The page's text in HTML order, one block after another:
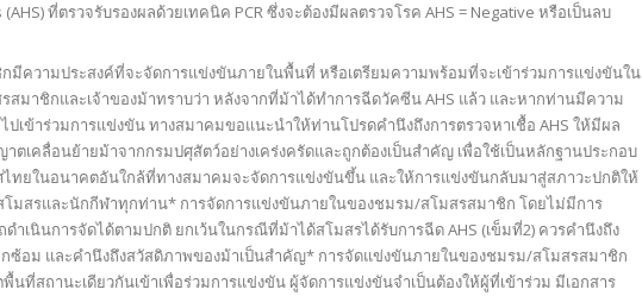
ที่ตรวจรับรองผลด้วยเทคนิค PCR ซึ่งจะต้องมีผลตรวจโรค AHS = Negative หรือเป็นลบ
ความประสงค์ที่จะจัดการแข่งขันภายในพื้นที่ หรือเตรียมความพร้อมที่จะเข้าร่วมการแข่งขันใน
มาชิกและเจ้าของม้าทราบว่า หลังจากที่ม้าได้ทำการฉีดวัคซีน AHS แล้ว และหากท่านมีความ
เข้าร่วมการแข่งขัน ทางสมาคมขอแนะนำให้ท่านโปรดคำนึงถึงการตรวจหาเชื้อ AHS ให้มีผล
เคลื่อนย้ายม้าจากกรมปศุสัตว์อย่างเคร่งครัดและถูกต้องเป็นสำคัญ เพื่อใช้เป็นหลักฐานประกอบ
ไทยในอนาคตอันใกล้ที่ทางสมาคมจะจัดการแข่งขันขึ้น และให้การแข่งขันกลับมาสู่สภาวะปกติให้
มสรและนักกีฬาทุกท่าน* การจัดการแข่งขันภายในของชมรม/สโมสรสมาชิก โดยไม่มีการ
ำเนินการจัดได้ตามปกติ ยกเว้นในกรณีที่ม้าได้สโมสรได้รับการฉีด AHS (เข็มที่2) ควรคำนึงถึง
ซ้อม และคำนึงถึงสวัสดิภาพของม้าเป็นสำคัญ* การจัดแข่งขันภายในของชมรม/สโมสรสมาชิก
ที่สถานะเดียวกันเข้าเพื่อร่วมการแข่งขัน ผู้จัดการแข่งขันจำเป็นต้องให้ผู้ที่เข้าร่วม มีเอกสาร